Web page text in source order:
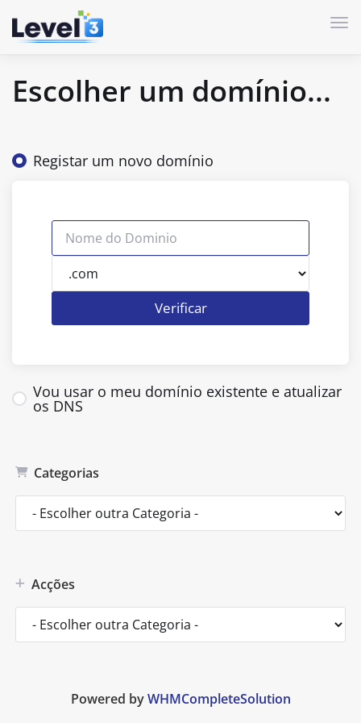
Escolher um domínio...
Categorias
Acções
Registar um novo domínio
Verificar
Vou usar o meu domínio existente e atualizar
os DNS
Powered byWHMCompleteSolution